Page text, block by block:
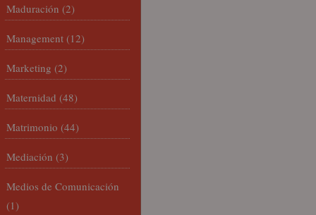
Maduración (2)
Management (12)
Marketing (2)
Maternidad (48)
Matrimonio (44)
Mediación (3)
Medios de Comunicación
(1)